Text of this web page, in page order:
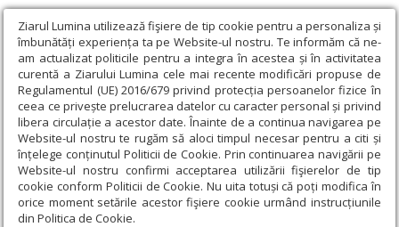
Ziarul Lumina utilizează fişiere de tip cookie pentru a personaliza și
îmbunătăți experiența ta pe Website-ul nostru. Te informăm că ne-
am actualizat politicile pentru a integra în acestea și în activitatea
curentă a Ziarului Lumina cele mai recente modificări propuse de
Regulamentul (UE) 2016/679 privind protecția persoanelor fizice în
ceea ce privește prelucrarea datelor cu caracter personal și privind
libera circulație a acestor date. Înainte de a continua navigarea pe
Website-ul nostru te rugăm să aloci timpul necesar pentru a citi și
înțelege conținutul Politicii de Cookie. Prin continuarea navigării pe
Website-ul nostru confirmi acceptarea utilizării fişierelor de tip
cookie conform Politicii de Cookie. Nu uita totuși că poți modifica în
orice moment setările acestor fişiere cookie urmând instrucțiunile
din Politica de Cookie.
Ziarul Lumina › Educaţie și Cultură › Cultură › Desenele lui
Theodor Aman
Desenele lui Theodor Aman